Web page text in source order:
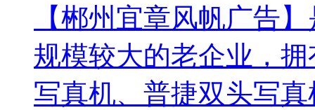
【郴州宜章风帆广告
规模较大的老企业，
写真机、普捷双头写